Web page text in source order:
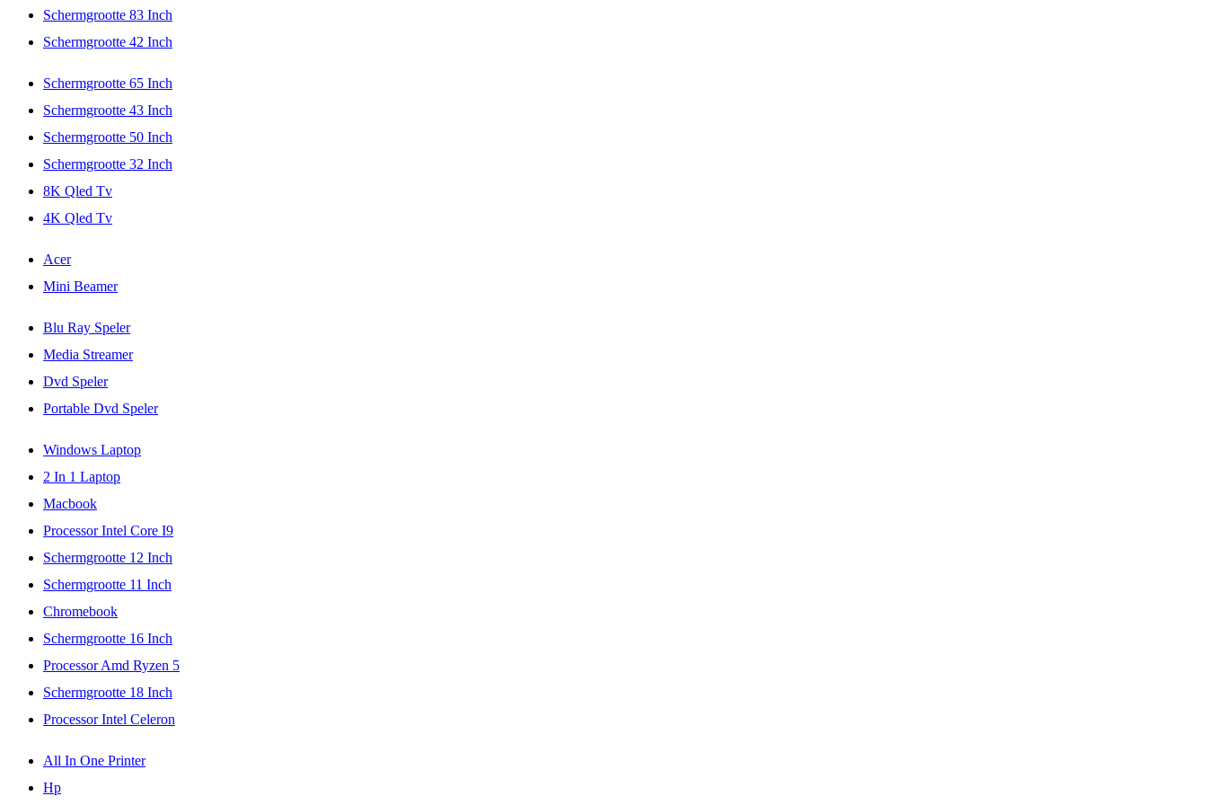
Schermgrootte 83 Inch
Schermgrootte 42 Inch
Schermgrootte 65 Inch
Schermgrootte 43 Inch
Schermgrootte 50 Inch
Schermgrootte 32 Inch
8K Qled Tv
4K Qled Tv
Acer
Mini Beamer
Blu Ray Speler
Media Streamer
Dvd Speler
Portable Dvd Speler
Windows Laptop
2 In 1 Laptop
Macbook
Processor Intel Core I9
Schermgrootte 12 Inch
Schermgrootte 11 Inch
Chromebook
Schermgrootte 16 Inch
Processor Amd Ryzen 5
Schermgrootte 18 Inch
Processor Intel Celeron
All In One Printer
Hp